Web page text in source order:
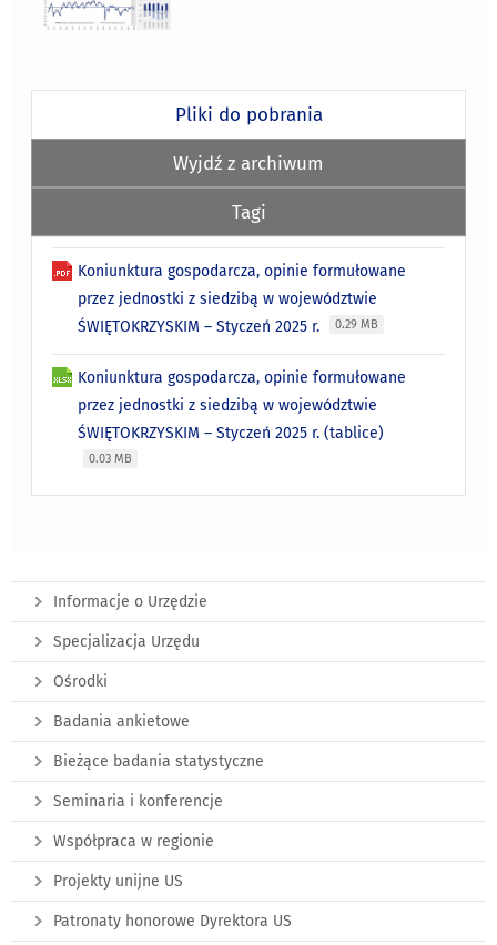
Pliki do pobrania
Wyjdź z archiwum
Tagi
Koniunktura gospodarcza, opinie formułowane
przez jednostki z siedzibą w województwie
ŚWIĘTOKRZYSKIM – Styczeń 2025 r.
0.29 MB
Koniunktura gospodarcza, opinie formułowane
przez jednostki z siedzibą w województwie
ŚWIĘTOKRZYSKIM – Styczeń 2025 r. (tablice)
0.03 MB
Informacje o Urzędzie
Specjalizacja Urzędu
Ośrodki
Badania ankietowe
Bieżące badania statystyczne
Seminaria i konferencje
Współpraca w regionie
Projekty unijne US
Patronaty honorowe Dyrektora US